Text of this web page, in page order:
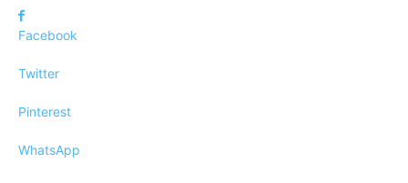
Facebook
Twitter
Pinterest
WhatsApp